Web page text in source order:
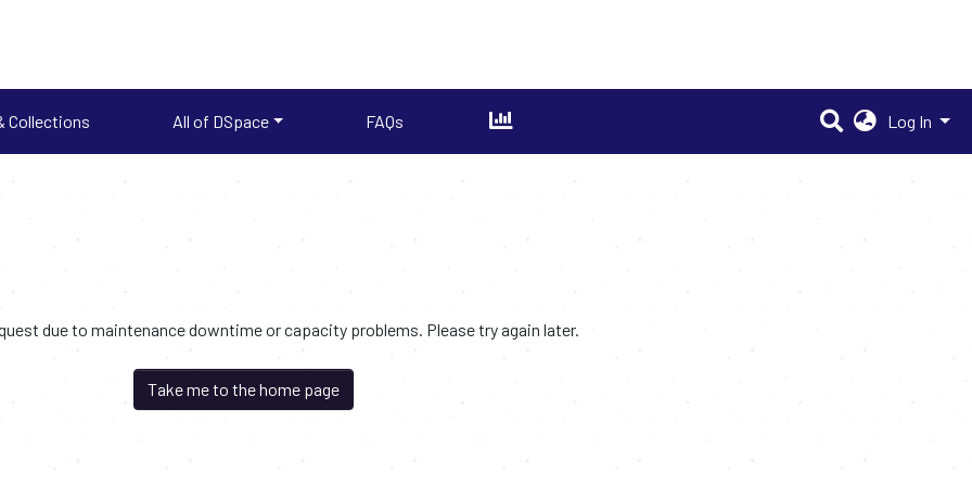
Collections All of DSpace FAQs Log In
due to maintenance downtime or capacity problems. Please try again later.
Take me to the home page